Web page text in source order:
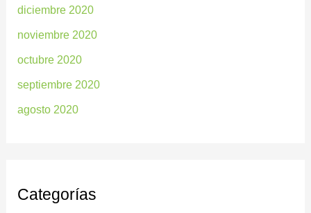
diciembre 2020
noviembre 2020
octubre 2020
septiembre 2020
agosto 2020
Categorías